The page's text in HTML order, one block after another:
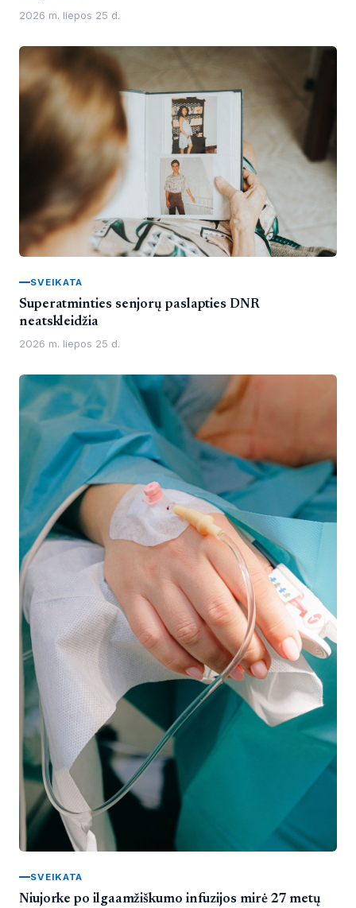
2026 m. liepos 25 d.
SVEIKATA
Superatminties senjorų paslapties DNR
neatskleidžia
2026 m. liepos 25 d.
SVEIKATA
Niujorke po ilgaamžiškumo infuzijos mirė 27 metų